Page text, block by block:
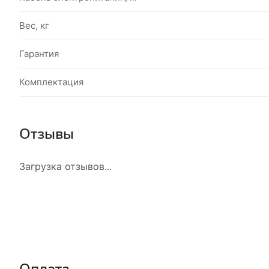
Вес, кг
Гарантия
Комплектация
Отзывы
Загрузка отзывов...